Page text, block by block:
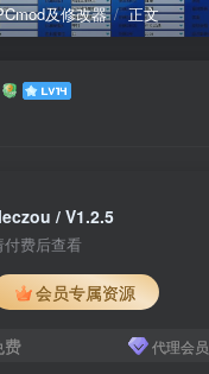
及修改器 正文
/ V1.2.5
付费后查看
会员专属资源
费 代理会员